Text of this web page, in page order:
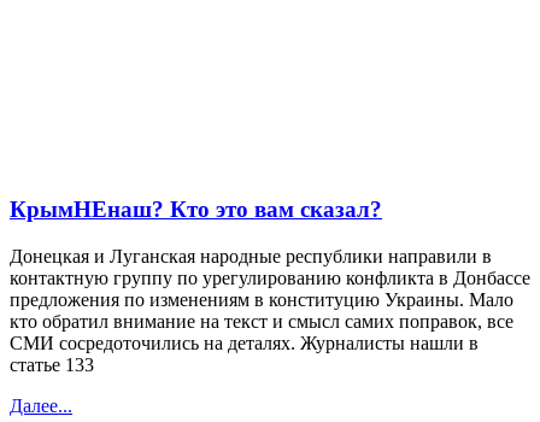
КрымНЕнаш? Кто это вам сказал?
Донецкая и Луганская народные республики направили в
контактную группу по урегулированию конфликта в Донбассе
предложения по изменениям в конституцию Украины. Мало
кто обратил внимание на текст и смысл самих поправок, все
СМИ сосредоточились на деталях. Журналисты нашли в
статье 133
Далее...